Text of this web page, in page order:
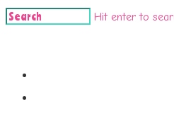
Hit enter to